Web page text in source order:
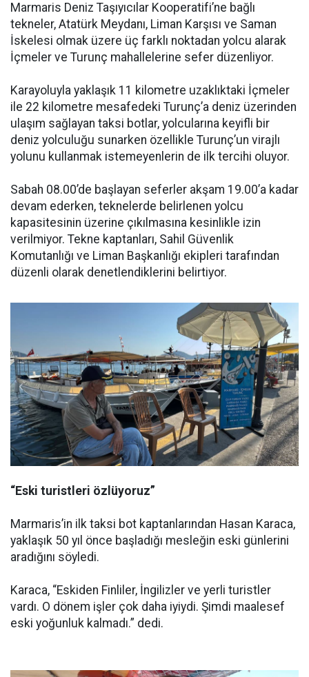
Marmaris Deniz Taşıyıcılar Kooperatifi’ne bağlı
tekneler, Atatürk Meydanı, Liman Karşısı ve Saman
İskelesi olmak üzere üç farklı noktadan yolcu alarak
İçmeler ve Turunç mahallelerine sefer düzenliyor.
Karayoluyla yaklaşık 11 kilometre uzaklıktaki İçmeler
ile 22 kilometre mesafedeki Turunç’a deniz üzerinden
ulaşım sağlayan taksi botlar, yolcularına keyifli bir
deniz yolculuğu sunarken özellikle Turunç’un virajlı
yolunu kullanmak istemeyenlerin de ilk tercihi oluyor.
Sabah 08.00’de başlayan seferler akşam 19.00’a kadar
devam ederken, teknelerde belirlenen yolcu
kapasitesinin üzerine çıkılmasına kesinlikle izin
verilmiyor. Tekne kaptanları, Sahil Güvenlik
Komutanlığı ve Liman Başkanlığı ekipleri tarafından
düzenli olarak denetlendiklerini belirtiyor.
“Eski turistleri özlüyoruz”
Marmaris’in ilk taksi bot kaptanlarından Hasan Karaca,
yaklaşık 50 yıl önce başladığı mesleğin eski günlerini
aradığını söyledi.
Karaca, “Eskiden Finliler, İngilizler ve yerli turistler
vardı. O dönem işler çok daha iyiydi. Şimdi maalesef
eski yoğunluk kalmadı.” dedi.